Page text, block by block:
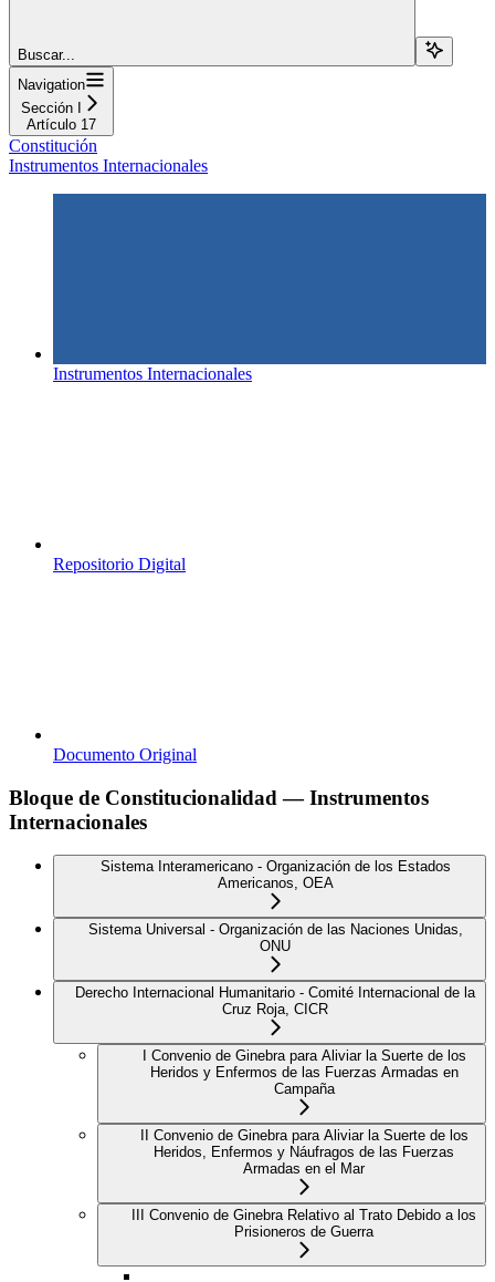
Buscar...
Navigation
Sección I
Artículo 17
Constitución
Instrumentos Internacionales
Instrumentos Internacionales
Repositorio Digital
Documento Original
Bloque de Constitucionalidad — Instrumentos
Internacionales
Sistema Interamericano - Organización de los Estados
Americanos, OEA
Sistema Universal - Organización de las Naciones Unidas,
ONU
Derecho Internacional Humanitario - Comité Internacional de la
Cruz Roja, CICR
I Convenio de Ginebra para Aliviar la Suerte de los
Heridos y Enfermos de las Fuerzas Armadas en
Campaña
II Convenio de Ginebra para Aliviar la Suerte de los
Heridos, Enfermos y Náufragos de las Fuerzas
Armadas en el Mar
III Convenio de Ginebra Relativo al Trato Debido a los
Prisioneros de Guerra